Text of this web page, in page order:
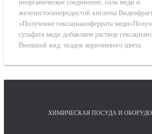
неорганическое соединение, соль меди и
железистосинеродистой кислоты
«Получение гексацианоферрата
сульфата меди добавляем раствор
Внешний вид: осадок коричневого цвета.
ХИМИЧЕСКАЯ ПОСУДА И